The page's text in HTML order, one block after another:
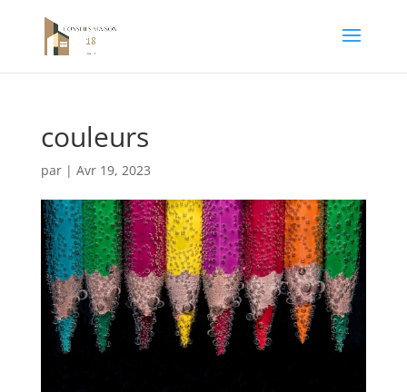
couleurs
par | Avr 19, 2023